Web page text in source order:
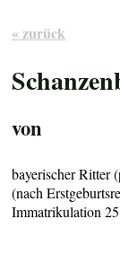
« zurück
von
bayerischer Ritter
(nach
Immatrikulation